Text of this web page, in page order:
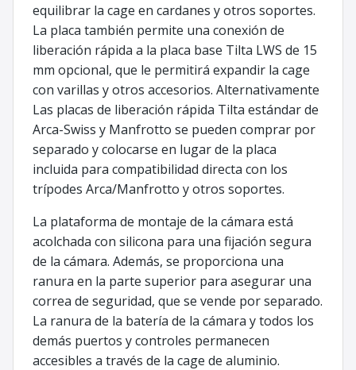
equilibrar la cage en cardanes y otros soportes.
La placa también permite una conexión de
liberación rápida a la placa base Tilta LWS de 15
mm opcional, que le permitirá expandir la cage
con varillas y otros accesorios. Alternativamente
Las placas de liberación rápida Tilta estándar de
Arca-Swiss y Manfrotto se pueden comprar por
separado y colocarse en lugar de la placa
incluida para compatibilidad directa con los
trípodes Arca/Manfrotto y otros soportes.
La plataforma de montaje de la cámara está
acolchada con silicona para una fijación segura
de la cámara. Además, se proporciona una
ranura en la parte superior para asegurar una
correa de seguridad, que se vende por separado.
La ranura de la batería de la cámara y todos los
demás puertos y controles permanecen
accesibles a través de la cage de aluminio.